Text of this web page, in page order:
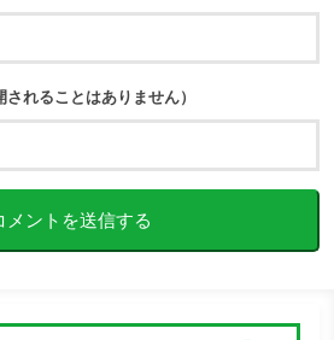
れることはありません）
メントを送信する